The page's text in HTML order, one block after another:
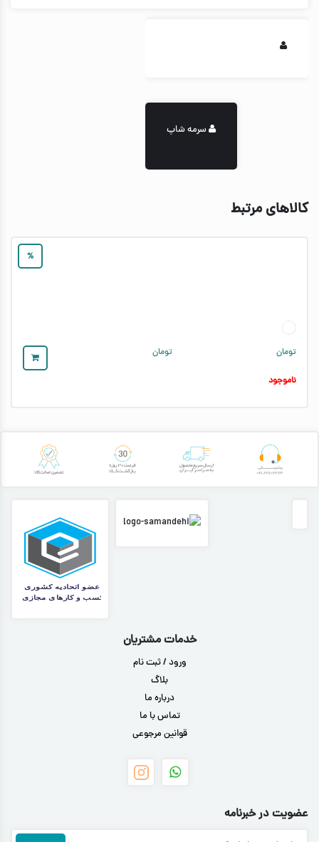
سرمه شاپ
کالاهای مرتبط
%
تومان تومان
ناموجود
خدمات مشتریان
ورود / ثبت نام
بلاگ
درباره ما
تماس با ما
قوانین مرجوعی
عضویت در خبرنامه